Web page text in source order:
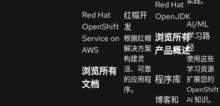
联
系
人
选
语
言
Red Hat
OpenShift
Service on
AWS
浏览所有
文档
红帽开
发
根据红帽
解决方案
构建灵
活、可靠
的应用程
序。
Red Hat
OpenJDK
浏览所有
产品概述
程序库
博客和
AI/ML
学习路
径
使用这些
学习资源
扩展您的
OpenShift
AI 知识。